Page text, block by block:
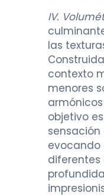
IV.
las
contexto
menores
armónicos
objetivo
evocando
diferentes